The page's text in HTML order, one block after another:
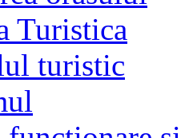
Turistica
turistic